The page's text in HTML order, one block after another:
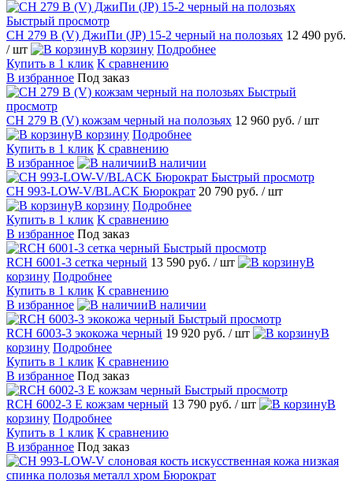
Быстрый просмотр
CH 279 В (V) ДжиПи (JP) 15-2 черный на полозьях 12 490 руб.
/ шт
В корзину Подробнее
Купить в 1 клик К сравнению
В избранное Под заказ
Быстрый
просмотр
CH 279 В (V) кожзам черный на полозьях 12 960 руб. / шт
В корзину Подробнее
Купить в 1 клик К сравнению
В избранное
В наличии
Быстрый просмотр
CH 993-LOW-V/BLACK Бюрократ 20 790 руб. / шт
В корзину Подробнее
Купить в 1 клик К сравнению
В избранное Под заказ
Быстрый просмотр
RCH 6001-3 сетка черный 13 590 руб. / шт
В
корзину Подробнее
Купить в 1 клик К сравнению
В избранное
В наличии
Быстрый просмотр
RCH 6003-3 экокожа черный 19 920 руб. / шт
В
корзину Подробнее
Купить в 1 клик К сравнению
В избранное Под заказ
Быстрый просмотр
RCH 6002-3 E кожзам черный 13 790 руб. / шт
В
корзину Подробнее
Купить в 1 клик К сравнению
В избранное Под заказ